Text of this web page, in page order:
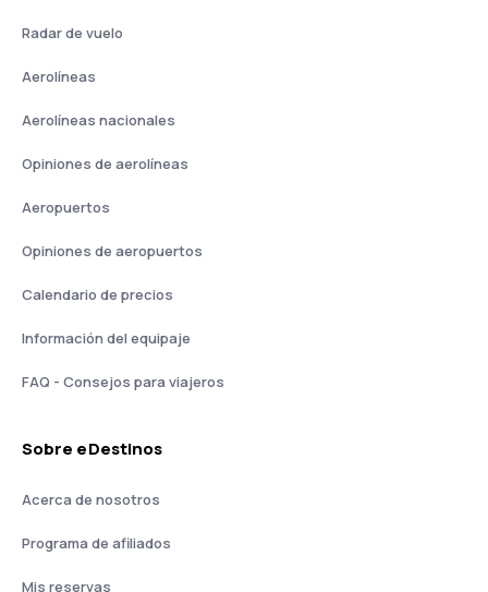
Radar de vuelo
Aerolíneas
Aerolíneas nacionales
Opiniones de aerolíneas
Aeropuertos
Opiniones de aeropuertos
Calendario de precios
Información del equipaje
FAQ - Consejos para viajeros
Sobre eDestinos
Acerca de nosotros
Programa de afiliados
Mis reservas